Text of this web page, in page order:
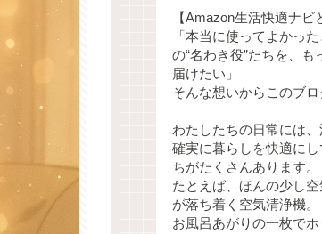
【Amazon生活快適ナビ
「本当に使ってよかっ
の“名わき役”たちを、も
届けたい」
そんな想いからこのブロ
わたしたちの日常には
確実に暮らしを快適に
ちがたくさんあります。
たとえば、ほんの少し
が落ち着く空気清浄機。
お風呂あがりの一枚で